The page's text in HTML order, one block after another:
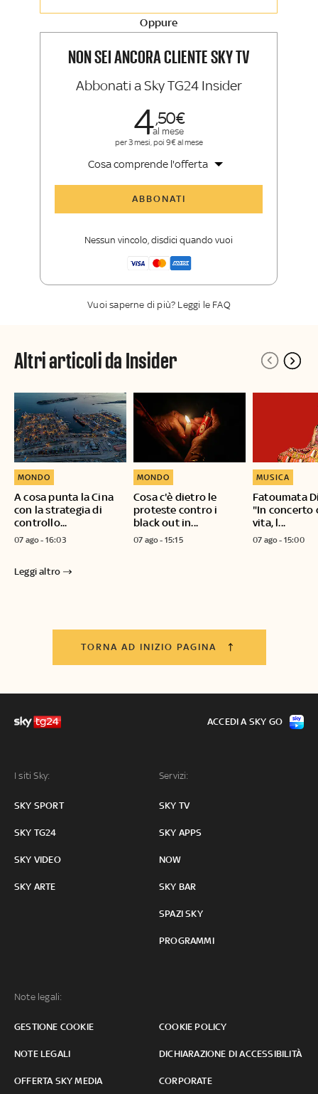
La newsletter esclusiva di Sky TG24
Oppure
NON SEI ANCORA CLIENTE SKY TV
Abbonati a Sky TG24 Insider
450
al mese
per 3 mesi, poi 9€ al mese
Cosa comprende l'offerta
ABBONATI
Nessun vincolo, disdici quando vuoi
Vuoi saperne di più? Leggi le FAQ
Altri articoli da Insider
A cosa punta la Cina
con la strategia di
controllo...
MONDO
07 ago - 16:03
Cosa c'è dietro le
proteste contro i
black out in...
MONDO
07 ago - 15:15
Fatoumata
"In concerto
vita, l...
MUSICA
07 ago - 15:00
Leggi altro
TORNA AD INIZIO PAGINA
I siti Sky:
SKY SPORT
SKY TG24
SKY VIDEO
SKY ARTE
Servizi:
SKY TV
SKY APPS
NOW
SKY BAR
SPAZI SKY
PROGRAMMI
Note legali:
GESTIONE COOKIE COOKIE POLICY
NOTE LEGALI DICHIARAZIONE DI ACCESSIBILITÀ
OFFERTA SKY MEDIA CORPORATE
ACCEDI A SKY GO